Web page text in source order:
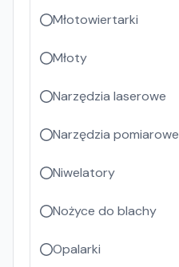
Młotowiertarki
Młoty
Narzędzia laserowe
Narzędzia pomiarowe
Niwelatory
Nożyce do blachy
Opalarki